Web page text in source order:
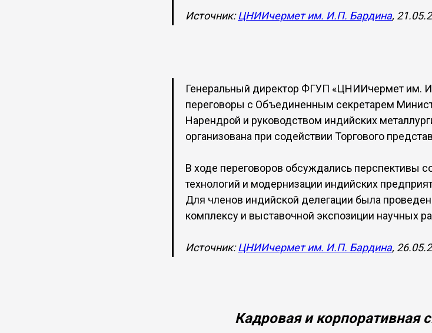
Источник:ЦНИИчермет им. И.П. Бардина,
Генеральный директор ФГУП «ЦНИИчермет им.
переговоры с Объединенным секретарем
Нарендрой и руководством индийских
организована при содействии Торгового
В ходе переговоров обсуждались перспективы
технологий и модернизации индийских
Для членов индийской делегации была
комплексу и выставочной экспозиции научных
Источник:ЦНИИчермет им. И.П. Бардина,
Кадровая и корпоративная